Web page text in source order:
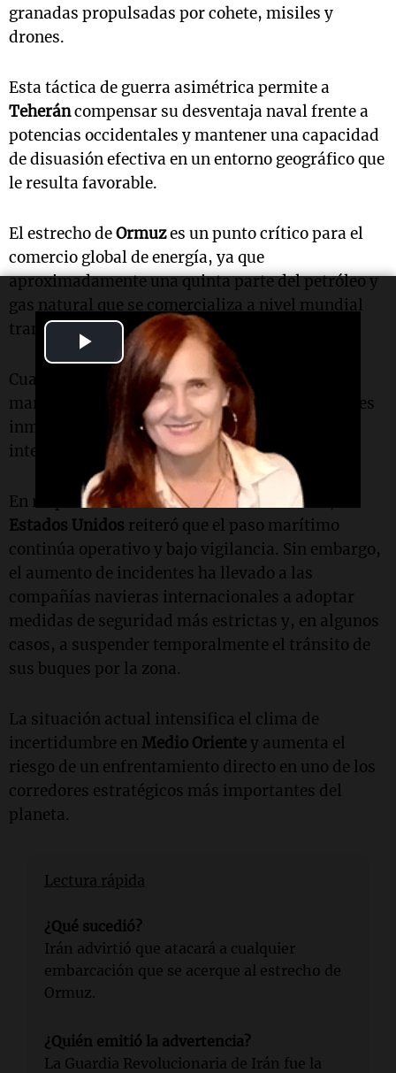
Play
Video
granadas propulsadas por cohete, misiles y
drones.
Esta táctica de guerra asimétrica permite a
Teheráncompensar su desventaja naval frente a
potencias occidentales y mantener una capacidad
de disuasión efectiva en un entorno geográfico que
le resulta favorable.
El estrecho deOrmuzes un punto crítico para el
comercio global de energía, ya que
aproximadamente una quinta parte del petróleo y
gas natural que se comercializa a nivel mundial
transita por esta ruta en condiciones normales.
Cualquier interrupción prolongada del tráfico
marítimo en la región podría tener repercusiones
inmediatas en los mercados energéticos
internacionales y en la economía global.
En respuesta a las advertencias de Teherán
Estados Unidos reiteró que el paso marítimo
continúa operativo y bajo vigilancia. Sin embargo,
el aumento de incidentes ha llevado a las
compañías navieras internacionales a adoptar
medidas de seguridad más estrictas y, en algunos
casos, a suspender temporalmente el tránsito de
sus buques por la zona.
La situación actual intensifica el clima de
incertidumbre enMedio Orientey aumenta el
riesgo de un enfrentamiento directo en uno de los
corredores estratégicos más importantes del
planeta.
Lectura rápida
¿Qué sucedió?
Irán advirtió que atacará a cualquier
embarcación que se acerque al estrecho de
Ormuz.
¿Quién emitió la advertencia?
La Guardia Revolucionaria de Irán fue la